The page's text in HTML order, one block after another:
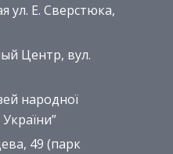
ул. Е. Сверстюка,
Центр, вул.
народної
49 (парк